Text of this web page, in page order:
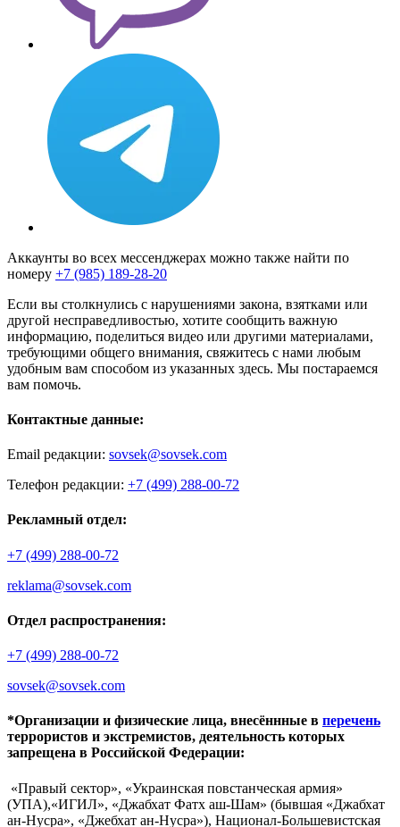
Аккаунты во всех мессенджерах можно также найти по
номеру +7 (985) 189-28-20
Если вы столкнулись с нарушениями закона, взятками или
другой несправедливостью, хотите сообщить важную
информацию, поделиться видео или другими материалами,
требующими общего внимания, свяжитесь с нами любым
удобным вам способом из указанных здесь. Мы постараемся
вам помочь.
Контактные данные:
Email редакции: sovsek@sovsek.com
Телефон редакции: +7 (499) 288-00-72
Рекламный отдел:
+7 (499) 288-00-72
reklama@sovsek.com
Отдел распространения:
+7 (499) 288-00-72
sovsek@sovsek.com
*Организации и физические лица, внесённные в перечень
террористов и экстремистов, деятельность которых
запрещена в Российской Федерации:
«Правый сектор», «Украинская повстанческая армия»
(УПА),«ИГИЛ», «Джабхат Фатх аш-Шам» (бывшая «Джабхат
ан-Нусра», «Джебхат ан-Нусра»), Национал-Большевистская